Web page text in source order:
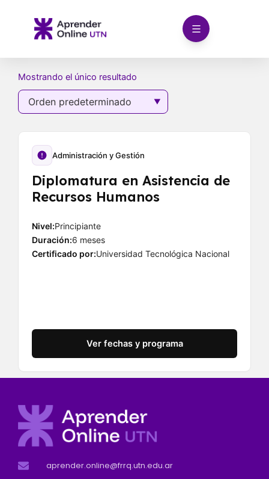
contenido
Mostrando el único resultado
Administración y Gestión
Diplomatura en Asistencia de
Recursos Humanos
Nivel:Principiante
Duración:6 meses
Certificado por:Universidad Tecnológica Nacional
Ver fechas y programa
aprender.online@frrq.utn.edu.ar